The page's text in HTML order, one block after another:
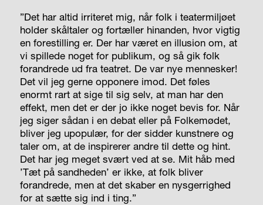
”Det har altid irriteret mig, når folk i teatermiljøet
holder skåltaler og fortæller hinanden, hvor vigtig
en forestilling er. Der har været en illusion om, at
vi spillede noget for publikum, og så gik folk
forandrede ud fra teatret. De var nye mennesker!
Det vil jeg gerne opponere imod. Det føles
enormt rart at sige til sig selv, at man har den
effekt, men det er der jo ikke noget bevis for. Når
jeg siger sådan i en debat eller på Folkemødet,
bliver jeg upopulær, for der sidder kunstnere og
taler om, at de inspirerer andre til dette og hint.
Det har jeg meget svært ved at se. Mit håb med
’Tæt på sandheden’ er ikke, at folk bliver
forandrede, men at det skaber en nysgerrighed
for at sætte sig ind i ting.”